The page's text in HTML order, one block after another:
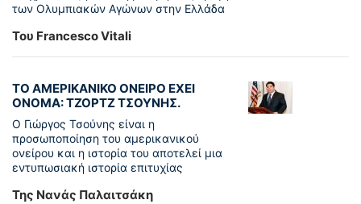
των Ολυμπιακών Αγώνων στην Ελλάδα
Του Francesco Vitali
ΤΟ ΑΜΕΡΙΚΑΝΙΚΟ ΟΝΕΙΡΟ ΕΧΕΙ
ΟΝΟΜΑ: ΤΖΟΡΤΖ ΤΣΟΥΝΗΣ.
Ο Γιώργος Τσούνης είναι η
προσωποποίηση του αμερικανικού
ονείρου και η ιστορία του αποτελεί μια
εντυπωσιακή ιστορία επιτυχίας
Της Νανάς Παλαιτσάκη